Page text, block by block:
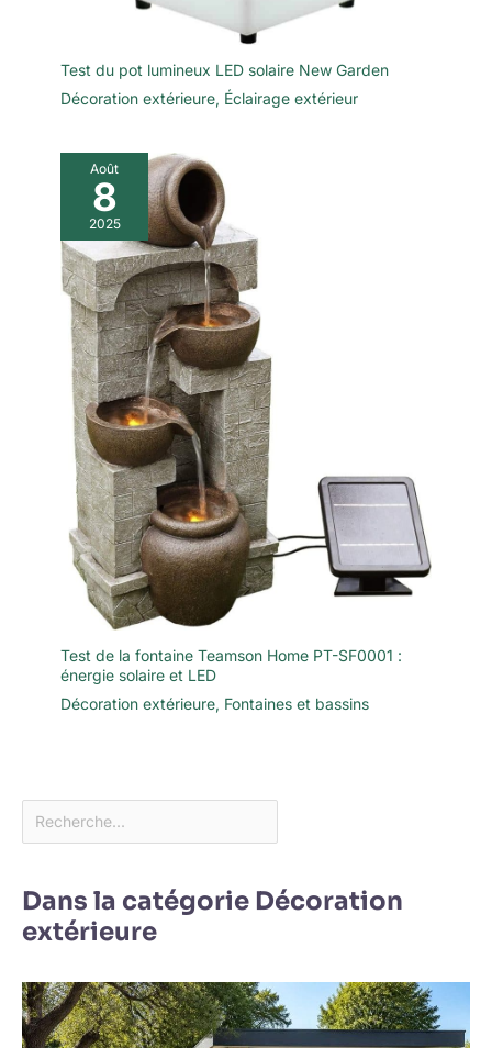
Test du pot lumineux LED solaire New Garden
Décoration extérieure, Éclairage extérieur
Août
8
2025
Test de la fontaine Teamson Home PT-SF0001 :
énergie solaire et LED
Décoration extérieure, Fontaines et bassins
Dans la catégorie Décoration
extérieure